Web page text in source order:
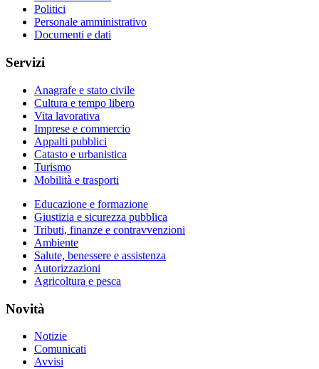
Politici
Personale amministrativo
Documenti e dati
Servizi
Anagrafe e stato civile
Cultura e tempo libero
Vita lavorativa
Imprese e commercio
Appalti pubblici
Catasto e urbanistica
Turismo
Mobilità e trasporti
Educazione e formazione
Giustizia e sicurezza pubblica
Tributi, finanze e contravvenzioni
Ambiente
Salute, benessere e assistenza
Autorizzazioni
Agricoltura e pesca
Novità
Notizie
Comunicati
Avvisi